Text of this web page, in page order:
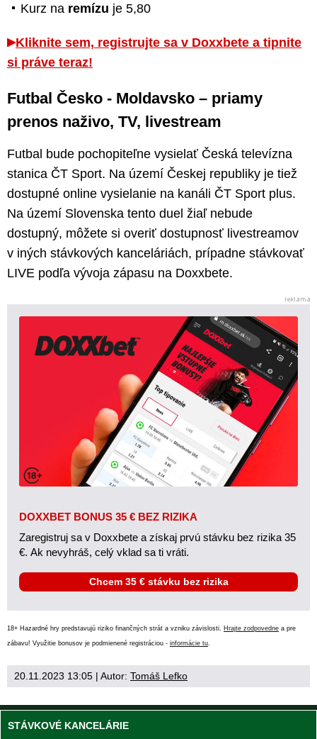
Kurz na remízu je 5,80
Kliknite sem, registrujte sa v Doxxbete a tipnite
si práve teraz!
Futbal Česko - Moldavsko – priamy
prenos naživo, TV, livestream
Futbal bude pochopiteľne vysielať Česká televízna
stanica ČT Sport. Na území Českej republiky je tiež
dostupné online vysielanie na kanáli ČT Sport plus.
Na území Slovenska tento duel žiaľ nebude
dostupný, môžete si overiť dostupnosť livestreamov
v iných stávkových kanceláriách, prípadne stávkovať
LIVE podľa vývoja zápasu na Doxxbete.
DOXXBET BONUS 35 € BEZ RIZIKA
Zaregistruj sa v Doxxbete a získaj prvú stávku bez rizika 35
€. Ak nevyhráš, celý vklad sa ti vráti.
Chcem 35 € stávku bez rizika
18+ Hazardné hry predstavujú riziko finančných strát a vzniku závislosti. Hrajte zodpovedne a pre
zábavu! Využitie bonusov je podmienené registráciou - informácie tu
20.11.2023 13:05 | Autor: Tomáš Lefko
STÁVKOVÉ KANCELÁRIE